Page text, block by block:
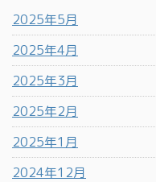
2025年5月
2025年4月
2025年3月
2025年2月
2025年1月
2024年12月